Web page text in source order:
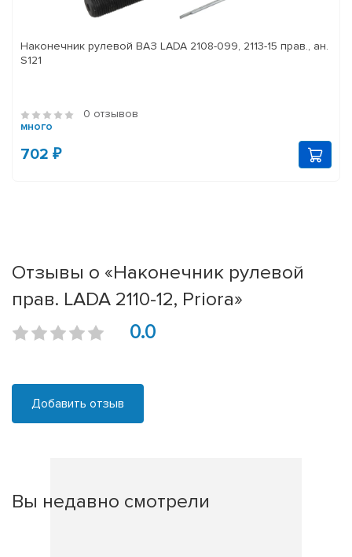
Наконечник рулевой ВАЗ LADA 2108-099, 2113-15 прав., ан.
S121
0 отзывов
много
702 ₽
Отзывы о «Наконечник рулевой
прав. LADA 2110-12, Priora»
0.0
Добавить отзыв
Вы недавно смотрели